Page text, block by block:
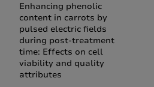
Enhancing phenolic
content in carrots by
pulsed electric fields
during post-treatment
time: Effects on cell
viability and quality
attributes